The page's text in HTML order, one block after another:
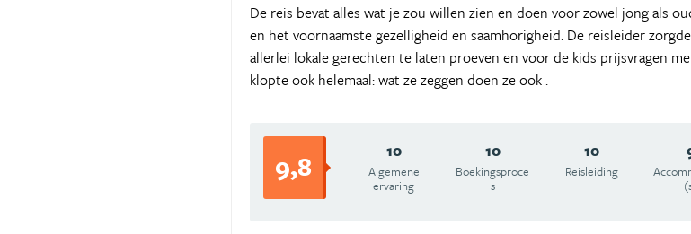
De reis bevat alles wat je zou willen zien en doen voor zowel jong als
en het voornaamste gezelligheid en saamhorigheid. De reisleider
allerlei lokale gerechten te laten proeven en voor de kids prijsvragen
klopte ook helemaal: wat ze zeggen doen ze ook .
9,8 10
Algemene
ervaring
10
Boekingsproce
s
10
Reisleiding